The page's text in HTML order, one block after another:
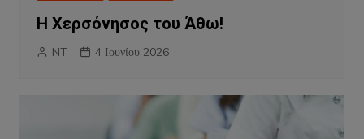
Η Χερσόνησος του Άθω!
NT 4 Ιουνίου 2026